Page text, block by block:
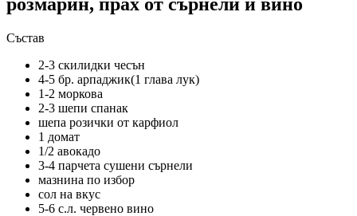
Състав
2-3 скилидки чесън
4-5 бр. арпаджик(1 глава лук)
1-2 моркова
2-3 шепи спанак
шепа розички от карфиол
1 домат
1/2 авокадо
3-4 парчета сушени сърнели
мазнина по избор
сол на вкус
5-6 с.л. червено вино